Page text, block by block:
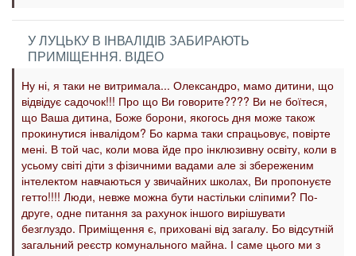
У ЛУЦЬКУ В ІНВАЛІДІВ ЗАБИРАЮТЬ
ПРИМІЩЕННЯ. ВІДЕО
Ну ні, я таки не витримала... Олександро, мамо дитини, що
відвідує садочок!!! Про що Ви говорите???? Ви не боїтеся,
що Ваша дитина, Боже борони, якогось дня може також
прокинутися інвалідом? Бо карма таки спрацьовує, повірте
мені. В той час, коли мова йде про інклюзивну освіту, коли в
усьому світі діти з фізичними вадами але зі збереженим
інтелектом навчаються у звичайних школах, Ви пропонуєте
гетто!!!! Люди, невже можна бути настільки сліпими? По-
друге, одне питання за рахунок іншого вирішувати
безглуздо. Приміщення є, приховані від загалу. Бо відсутній
загальний реєстр комунального майна. І саме цього ми з